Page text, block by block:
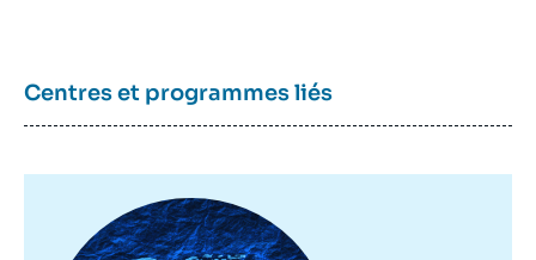
Centres et programmes liés
principale